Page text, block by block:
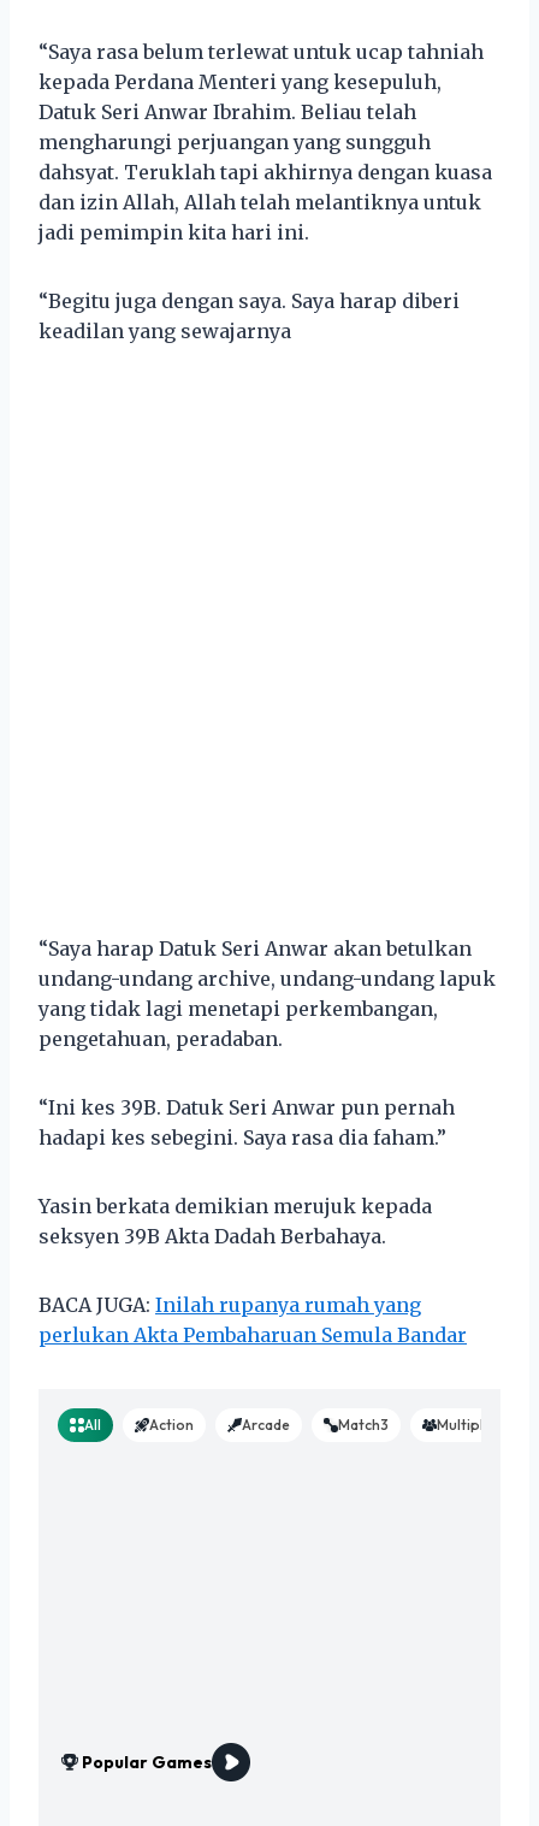
“Saya rasa belum terlewat untuk ucap tahniah
kepada Perdana Menteri yang kesepuluh,
Datuk Seri Anwar Ibrahim. Beliau telah
mengharungi perjuangan yang sungguh
dahsyat. Teruklah tapi akhirnya dengan kuasa
dan izin Allah, Allah telah melantiknya untuk
jadi pemimpin kita hari ini.
“Begitu juga dengan saya. Saya harap diberi
keadilan yang sewajarnya
“Saya harap Datuk Seri Anwar akan betulkan
undang-undang archive, undang-undang lapuk
yang tidak lagi menetapi perkembangan,
pengetahuan, peradaban.
“Ini kes 39B. Datuk Seri Anwar pun pernah
hadapi kes sebegini. Saya rasa dia faham.”
Yasin berkata demikian merujuk kepada
seksyen 39B Akta Dadah Berbahaya.
BACA JUGA: Inilah rupanya rumah yang
perlukan Akta Pembaharuan Semula Bandar